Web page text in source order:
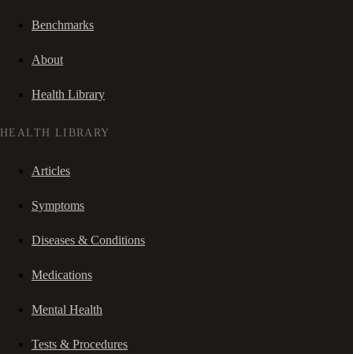
Benchmarks
About
Health Library
HEALTH LIBRARY
Articles
Symptoms
Diseases & Conditions
Medications
Mental Health
Tests & Procedures